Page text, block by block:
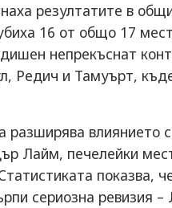
резултатите в
16 от общо 17
непрекъснат
Редич и Тамуърт,
разширява влиянието
Лайм, печелейки
показва,
сериозна ревизия